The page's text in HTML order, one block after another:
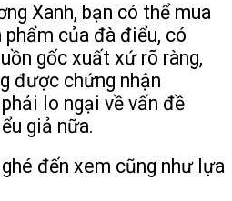
Xanh, bạn có thể mua
của đà điểu, có
gốc xuất xứ rõ ràng,
được chứng nhận
lo ngại về vấn đề
giả nữa.
đến xem cũng như lựa